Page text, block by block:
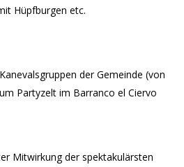
Hüpfburgen etc.
der Gemeinde (von
Partyzelt im Barranco el Ciervo
Mitwirkung der spektakulärsten